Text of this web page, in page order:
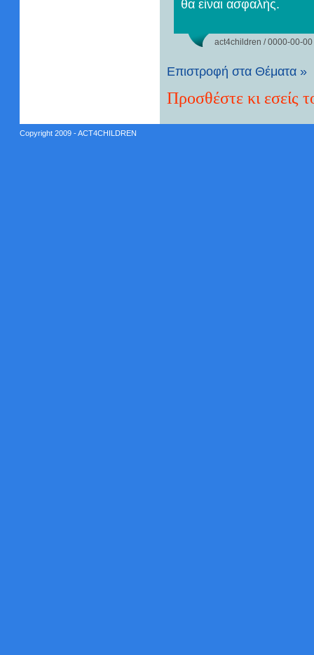
θα είναι ασφαλής.
act4children / 0000-00-
Επιστροφή στα Θέματα »
Προσθέστε κι εσείς
Copyright 2009 - ACT4CHILDREN